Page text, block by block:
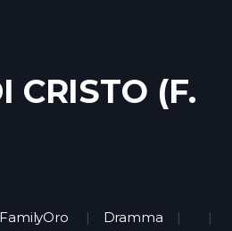
CRISTO (F.
FamilyOro Dramma